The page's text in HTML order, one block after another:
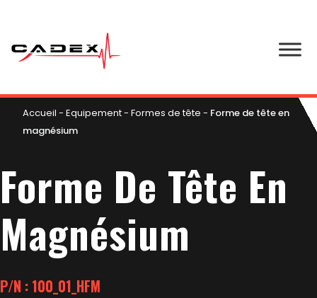
Accueil - Equipement- Formes de tête - Forme de tête en
magnésium
Forme De Tête En
Magnésium
P/N : 100_01_HFM